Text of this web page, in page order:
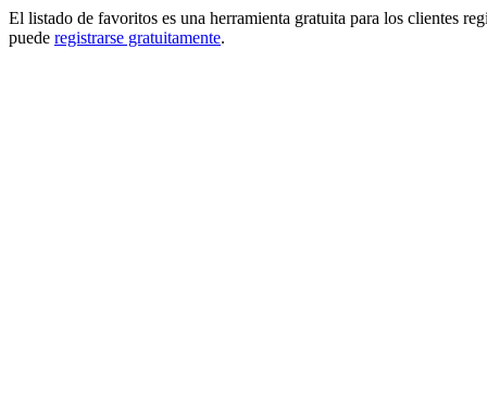
El listado de favoritos es una herramienta gratuita para los clientes
puede registrarse gratuitamente.